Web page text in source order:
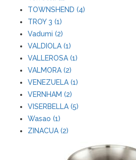
TOWNSHEND (4)
TROY 3 (1)
Vadumi (2)
VALDIOLA (1)
VALLEROSA (1)
VALMORA (2)
VENEZUELA (1)
VERNHAM (2)
VISERBELLA (5)
Wasao (1)
ZINACUA (2)